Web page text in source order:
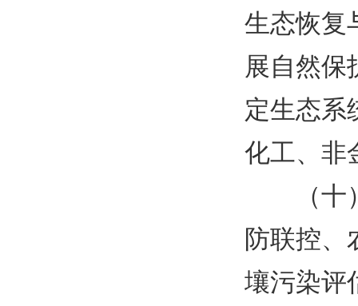
生态恢复
展自然保
定生态系
化工、非
（
防联控、
壤污染评